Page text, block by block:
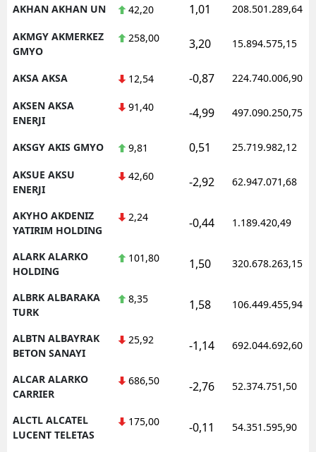
AKHAN AKHAN UN 42,20 1,01 208.501.289,64
AKMGY AKMERKEZ
GMYO
258,00 3,20 15.894.575,15
AKSA AKSA 12,54 -0,87 224.740.006,90
AKSEN AKSA
ENERJI
91,40 -4,99 497.090.250,75
AKSGY AKIS GMYO 9,81 0,51 25.719.982,12
AKSUE AKSU
ENERJI
42,60 -2,92 62.947.071,68
AKYHO AKDENIZ
YATIRIM HOLDING
2,24 -0,44 1.189.420,49
ALARK ALARKO
HOLDING
101,80 1,50 320.678.263,15
ALBRK ALBARAKA
TURK
8,35 1,58 106.449.455,94
ALBTN ALBAYRAK
BETON SANAYI
25,92 -1,14 692.044.692,60
ALCAR ALARKO
CARRIER
686,50 -2,76 52.374.751,50
ALCTL ALCATEL
LUCENT TELETAS
175,00 -0,11 54.351.595,90